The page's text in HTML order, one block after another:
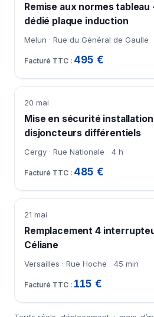
Remise aux normes
dédié plaque induction
Melun · Rue du Général de Gaulle
495 €
20 mai
Mise en sécurité
disjoncteurs différentiels
Cergy · Rue Nationale 4 h
485 €
21 mai
Remplacement 4
Céliane
Versailles · Rue Hoche 45 min
115 €